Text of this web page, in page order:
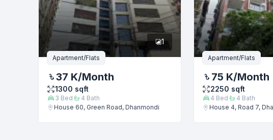
1
Apartment/Flats
37 K/Month
1300 sqft
3 Bed 4 Bath
House 60, Green Road, Dhanmondi
Apartment/Flats
75 K/Month
2250 sqft
4 Bed 4 Bath
House 4, Road 7,